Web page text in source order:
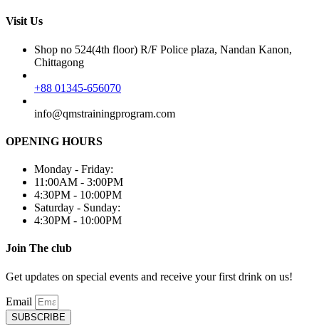
Visit Us
Shop no 524(4th floor) R/F Police plaza, Nandan Kanon,
Chittagong
+88 01345-656070
info@qmstrainingprogram.com
OPENING HOURS
Monday - Friday:
11:00AM - 3:00PM
4:30PM - 10:00PM
Saturday - Sunday:
4:30PM - 10:00PM
Join The club
Get updates on special events and receive your first drink on us!
Email
SUBSCRIBE